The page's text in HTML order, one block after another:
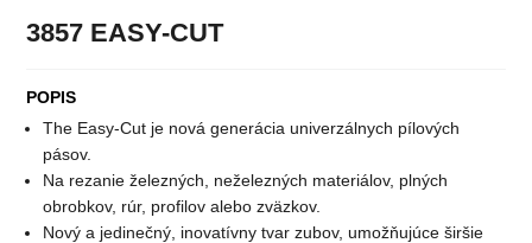
3857 EASY-CUT
POPIS
The Easy-Cut je nová generácia univerzálnych pílových
pásov.
Na rezanie železných, neželezných materiálov, plných
obrobkov, rúr, profilov alebo zväzkov.
Nový a jedinečný, inovatívny tvar zubov, umožňujúce širšie